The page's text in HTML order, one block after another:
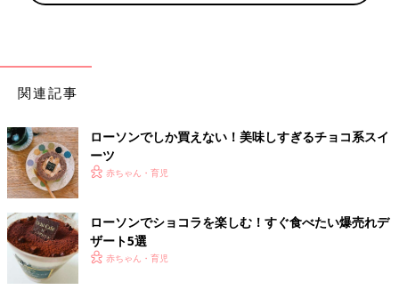
〈写真提供：FLUX CAFE〉
関連記事
ローソンでしか買えない！美味しすぎるチョコ系スイ
ーツ
赤ちゃん・育児
ローソンでショコラを楽しむ！すぐ食べたい爆売れデ
ザート5選
赤ちゃん・育児